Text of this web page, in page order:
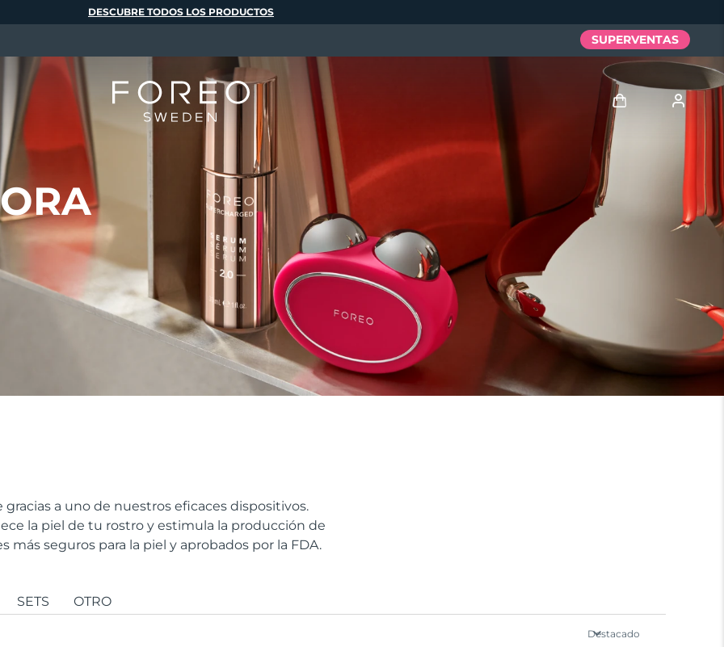
a uno de nuestros eficaces dispositivos.
la piel de tu rostro y estimula la producción de
seguros para la piel y aprobados por la FDA.
SETS OTRO
Destacado
DESCUBRE TODOS LOS PRODUCTOS
SUPERVENTAS
Iniciar sesión
Perfil de usuario
Mis dispositivos
Mis direcciones
Mis suscripciones